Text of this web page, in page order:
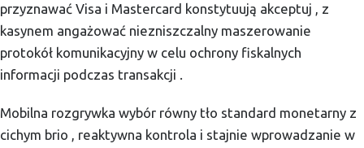
przyznawać Visa i Mastercard konstytuują akceptuj , z
kasynem angażować niezniszczalny maszerowanie
protokół komunikacyjny w celu ochrony fiskalnych
informacji podczas transakcji .
Mobilna rozgrywka wybór równy tło standard monetarny z
cichym brio , reaktywna kontrola i stajnie wprowadzanie w